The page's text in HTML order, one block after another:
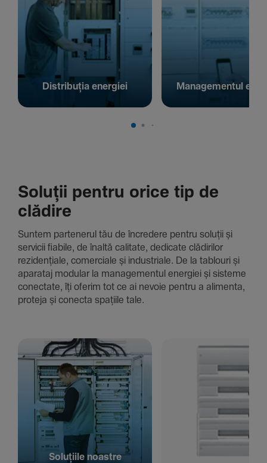
Distribuția energiei Managementul
Soluții pentru orice tip de
clădire
Suntem parte­nerul tău de încre­dere pentru soluții și
servicii fiabile, de înaltă cali­tate, dedi­cate clădi­rilor
rezi­den­țiale, comer­ciale și indus­triale. De la tablouri și
aparataj modular la managementul energiei și sisteme
conec­tate, îți oferim tot ce ai nevoie pentru a alimenta,
proteja și conecta spațiile tale.
Solu­țiile noastre